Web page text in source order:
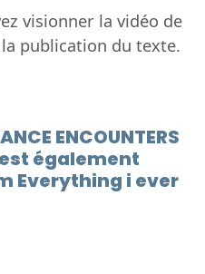
visionner la vidéo de
publication du texte.
ENCOUNTERS
est également
Everything i ever